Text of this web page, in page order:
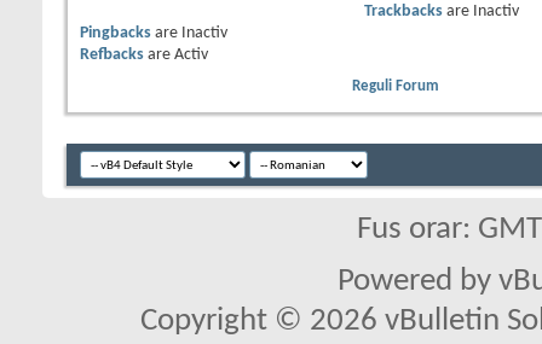
Trackbacksare
Inactiv
Pingbacks are
Inactiv
Refbacks are Activ
Reguli Forum
Fus orar:
Powered by
Copyright © 2026 vBulletin